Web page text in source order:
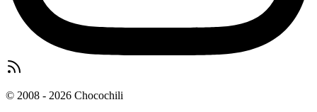
© 2008 - 2026 Chocochili